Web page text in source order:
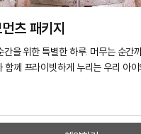
츠 패키지
간을 위한 특별한 하루. 머무는 순간
함께 프라이빗하게 누리는 우리 아